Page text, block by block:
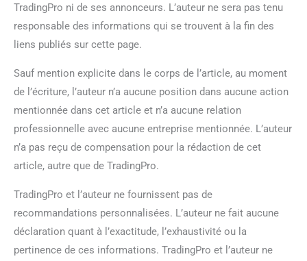
TradingPro ni de ses annonceurs. L’auteur ne sera pas tenu
responsable des informations qui se trouvent à la fin des
liens publiés sur cette page.
Sauf mention explicite dans le corps de l’article, au moment
de l’écriture, l’auteur n’a aucune position dans aucune action
mentionnée dans cet article et n’a aucune relation
professionnelle avec aucune entreprise mentionnée. L’auteur
n’a pas reçu de compensation pour la rédaction de cet
article, autre que de TradingPro.
TradingPro et l’auteur ne fournissent pas de
recommandations personnalisées. L’auteur ne fait aucune
déclaration quant à l’exactitude, l’exhaustivité ou la
pertinence de ces informations. TradingPro et l’auteur ne